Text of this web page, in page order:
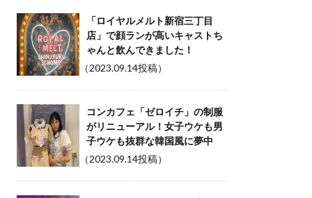
「ロイヤルメルト新宿三丁目
店」で顔ランが高いキャストち
ゃんと飲んできました！
（2023.09.14投稿）
コンカフェ「ゼロイチ」の制服
がリニューアル！女子ウケも男
子ウケも抜群な韓国風に夢中
（2023.09.14投稿）